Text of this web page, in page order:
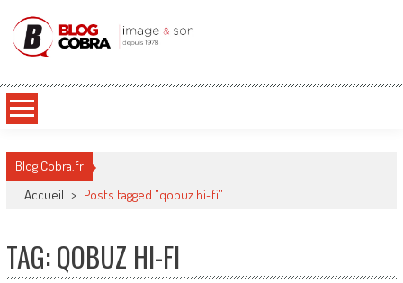
Blog Cobra
Blog Cobra.fr
Accueil > Posts tagged "qobuz hi-fi"
TAG: QOBUZ HI-FI